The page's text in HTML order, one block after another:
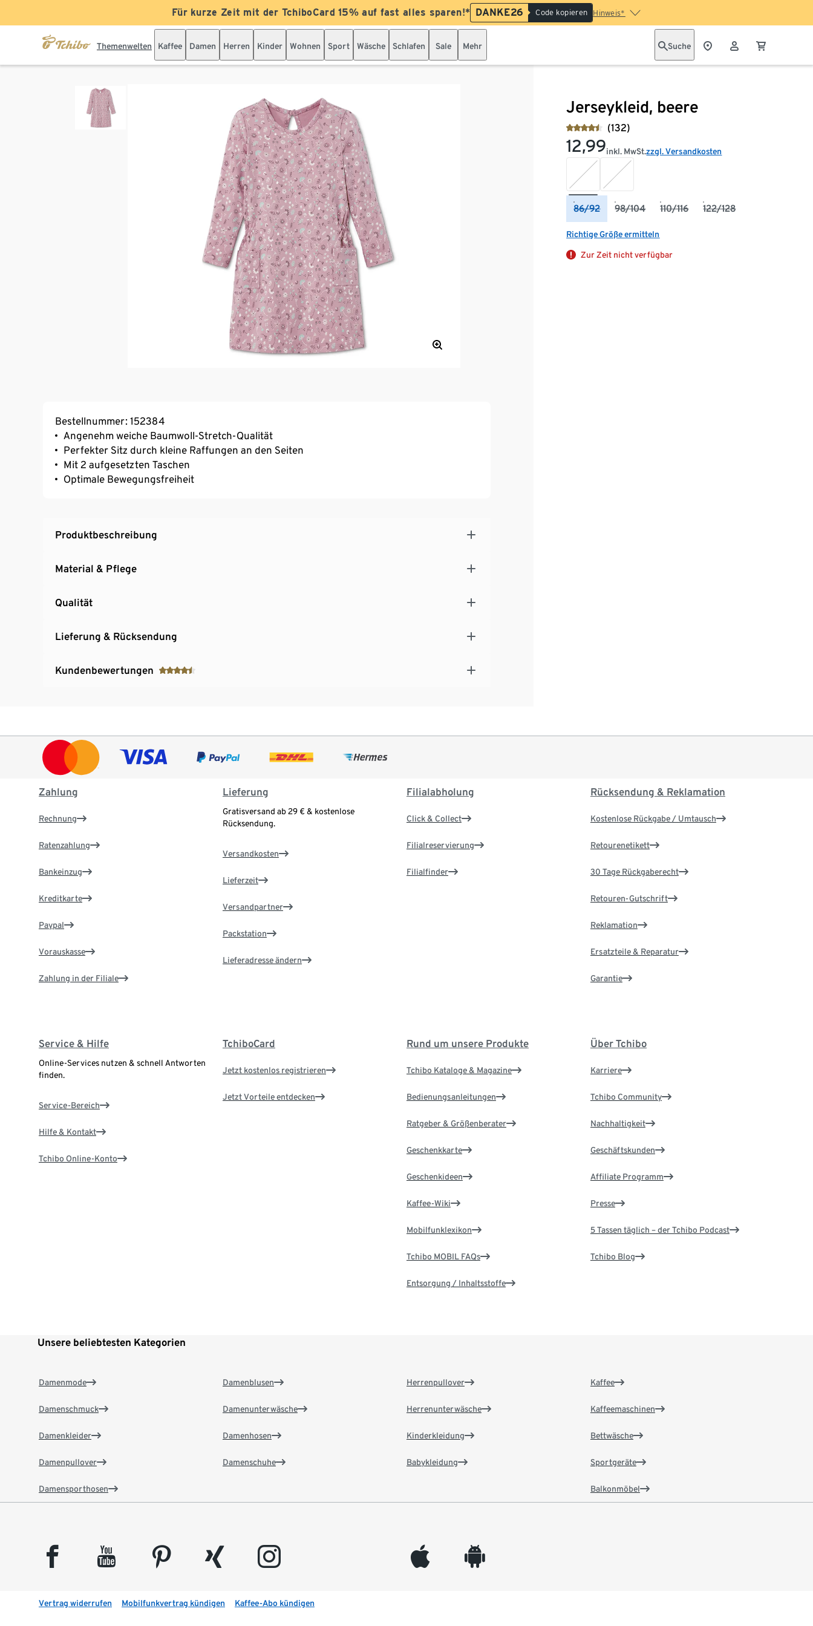
Für kurze Zeit mit der TchiboCard 15% auf fast alles sparen!* DANKE26 Code kopieren Hinweis*
Themenwelten Kaffee Damen Herren Kinder Wohnen Sport Wäsche Schlafen Sale Mehr Suche
Jerseykleid, beere
(132)
12,99inkl. MwSt.zzgl. Versandkosten
86/92 98/104 110/116 122/128
Richtige Größe ermitteln
Zur Zeit nicht verfügbar
Bestellnummer: 152384
Angenehm weiche Baumwoll-Stretch-Qualität
Perfekter Sitz durch kleine Raffungen an den Seiten
Mit 2 aufgesetzten Taschen
Optimale Bewegungsfreiheit
Produktbeschreibung
Material & Pflege
Qualität
Lieferung & Rücksendung
Kundenbewertungen
Zahlung
Rechnung
Ratenzahlung
Bankeinzug
Kreditkarte
Paypal
Vorauskasse
Zahlung in der Filiale
Lieferung
Gratisversand ab 29 € & kostenlose
Rücksendung.
Versandkosten
Lieferzeit
Versandpartner
Packstation
Lieferadresse ändern
Filialabholung
Click & Collect
Filialreservierung
Filialfinder
Rücksendung & Reklamation
Kostenlose Rückgabe / Umtausch
Retourenetikett
30 Tage Rückgaberecht
Retouren-Gutschrift
Reklamation
Ersatzteile & Reparatur
Garantie
Service & Hilfe
Online-Services nutzen & schnell Antworten
finden.
Service-Bereich
Hilfe & Kontakt
Tchibo Online-Konto
TchiboCard
Jetzt kostenlos registrieren
Jetzt Vorteile entdecken
Rund um unsere Produkte
Tchibo Kataloge & Magazine
Bedienungsanleitungen
Ratgeber & Größenberater
Geschenkkarte
Geschenkideen
Kaffee-Wiki
Mobilfunklexikon
Tchibo MOBIL FAQs
Entsorgung / Inhaltsstoffe
Über Tchibo
Karriere
Tchibo Community
Nachhaltigkeit
Geschäftskunden
Affiliate Programm
Presse
5 Tassen täglich – der Tchibo Podcast
Tchibo Blog
Unsere beliebtesten Kategorien
Damenmode
Damenschmuck
Damenkleider
Damenpullover
Damensporthosen
Damenblusen
Damenunterwäsche
Damenhosen
Damenschuhe
Herrenpullover
Herrenunterwäsche
Kinderkleidung
Babykleidung
Kaffee
Kaffeemaschinen
Bettwäsche
Sportgeräte
Balkonmöbel
facebook youtube pinterest xing instagram appleinc android
Vertrag widerrufen Mobilfunkvertrag kündigen Kaffee-Abo kündigen